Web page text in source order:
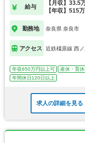
給与
【月収】33.5
【年収】515
勤務地 奈良県 奈良市
アクセス 近鉄橿原線 西
年収650万円以上可 産休・育
年間休日120日以上
求人の詳細を見る